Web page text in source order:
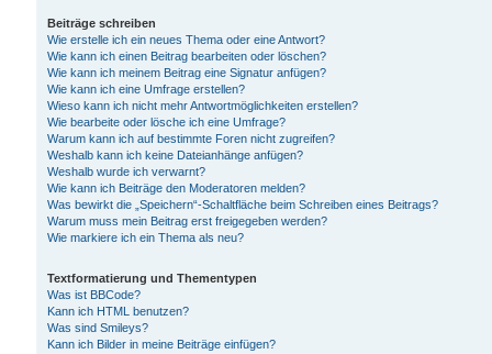
Beiträge schreiben
Wie erstelle ich ein neues Thema oder eine Antwort?
Wie kann ich einen Beitrag bearbeiten oder löschen?
Wie kann ich meinem Beitrag eine Signatur anfügen?
Wie kann ich eine Umfrage erstellen?
Wieso kann ich nicht mehr Antwortmöglichkeiten erstellen?
Wie bearbeite oder lösche ich eine Umfrage?
Warum kann ich auf bestimmte Foren nicht zugreifen?
Weshalb kann ich keine Dateianhänge anfügen?
Weshalb wurde ich verwarnt?
Wie kann ich Beiträge den Moderatoren melden?
Was bewirkt die „Speichern“-Schaltfläche beim Schreiben eines Beitrags?
Warum muss mein Beitrag erst freigegeben werden?
Wie markiere ich ein Thema als neu?
Textformatierung und Thementypen
Was ist BBCode?
Kann ich HTML benutzen?
Was sind Smileys?
Kann ich Bilder in meine Beiträge einfügen?